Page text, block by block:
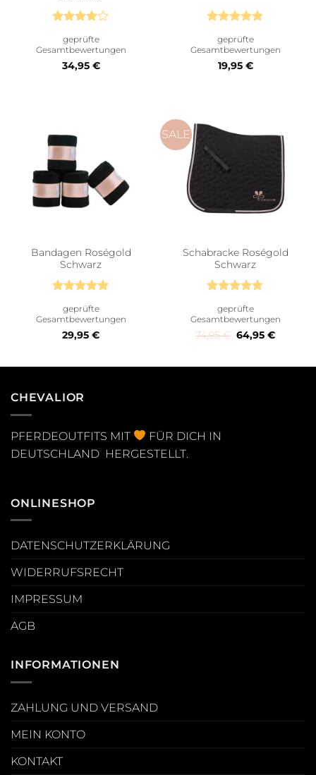
mit4
von 5
geprüfte
Gesamtbewertungen
34,95 €
mit5von
5
geprüfte
Gesamtbewertungen
19,95 €
Bandagen Roségold
Schwarz
mit5von
5
geprüfte
Gesamtbewertungen
29,95 €
SALE
Schabracke Roségold
Schwarz
mit5von
5
geprüfte
Gesamtbewertungen
74,95€ Ursprünglicher
64,95€
CHEVALIOR
PFERDEOUTFITS MIT
FÜR DICH IN
DEUTSCHLAND HERGESTELLT.
ONLINESHOP
DATENSCHUTZERKLÄRUNG
WIDERRUFSRECHT
IMPRESSUM
AGB
INFORMATIONEN
ZAHLUNG UND VERSAND
MEIN KONTO
KONTAKT